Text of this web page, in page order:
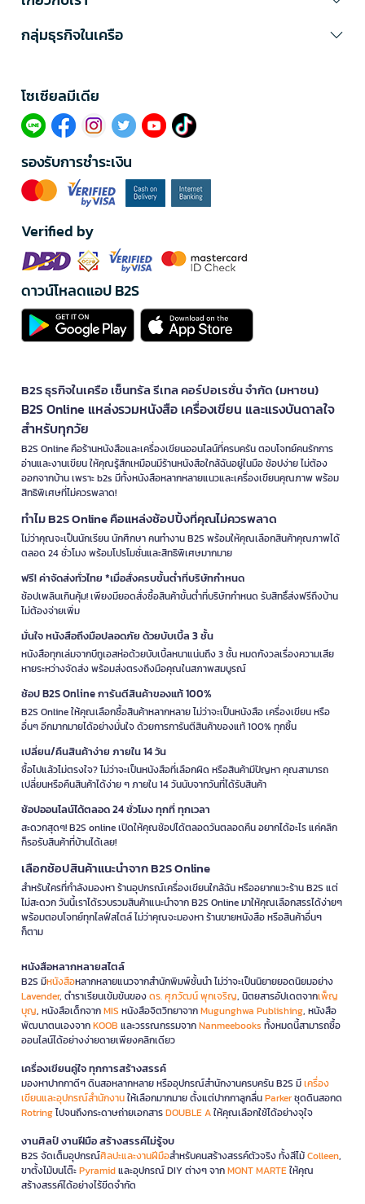
กลุ่มธุรกิจในเครือ
โซเซียลมีเดีย​
รองรับการชำระเงิน
Verified by
ดาวน์โหลดแอป B2S
B2S ธุรกิจในเครือ เซ็นทรัล รีเทล คอร์ปอเรชั่น จำกัด (มหาชน)
B2S Online แหล่งรวมหนังสือ เครื่องเขียน และแรงบันดาลใจ
สำหรับทุกวัย
B2S Online คือร้านหนังสือและเครื่องเขียนออนไลน์ที่ครบครัน ตอบโจทย์คนรักการ
อ่านและงานเขียน ให้คุณรู้สึกเหมือนมีร้านหนังสือใกล้ฉันอยู่ในมือ ช้อปง่าย ไม่ต้อง
ออกจากบ้าน เพราะ b2s มีทั้งหนังสือหลากหลายแนวและเครื่องเขียนคุณภาพ พร้อม
สิทธิพิเศษที่ไม่ควรพลาด!
ทำไม B2S Online คือแหล่งช้อปปิ้งที่คุณไม่ควรพลาด
ไม่ว่าคุณจะเป็นนักเรียน นักศึกษา คนทำงาน B2S พร้อมให้คุณเลือกสินค้าคุณภาพได้
ตลอด 24 ชั่วโมง พร้อมโปรโมชั่นและสิทธิพิเศษมากมาย
ฟรี! ค่าจัดส่งทั่วไทย *เมื่อสั่งครบขั้นต่ำที่บริษัทกำหนด
ช้อปเพลินเกินคุ้ม! เพียงมียอดสั่งซื้อสินค้าขั้นต่ำที่บริษัทกำหนด รับสิทธิ์ส่งฟรีถึงบ้าน
ไม่ต้องจ่ายเพิ่ม
มั่นใจ หนังสือถึงมือปลอดภัย ด้วยบับเบิ้ล 3 ชั้น
หนังสือทุกเล่มจากบีทูเอสห่อด้วยบับเบิ้ลหนาแน่นถึง 3 ชั้น หมดกังวลเรื่องความเสีย
หายระหว่างจัดส่ง พร้อมส่งตรงถึงมือคุณในสภาพสมบูรณ์
ช้อป B2S Online การันตีสินค้าของแท้ 100%
B2S Online ให้คุณเลือกซื้อสินค้าหลากหลาย ไม่ว่าจะเป็นหนังสือ เครื่องเขียน หรือ
อื่นๆ อีกมากมายได้อย่างมั่นใจ ด้วยการการันตีสินค้าของแท้ 100% ทุกชิ้น
เปลี่ยน/คืนสินค้าง่าย ภายใน 14 วัน
ซื้อไปแล้วไม่ตรงใจ? ไม่ว่าจะเป็นหนังสือที่เลือกผิด หรือสินค้ามีปัญหา คุณสามารถ
เปลี่ยนหรือคืนสินค้าได้ง่าย ๆ ภายใน 14 วันนับจากวันที่ได้รับสินค้า
ช้อปออนไลน์ได้ตลอด 24 ชั่วโมง ทุกที่ ทุกเวลา
สะดวกสุดๆ! B2S online เปิดให้คุณช้อปได้ตลอดวันตลอดคืน อยากได้อะไร แค่คลิก
ก็รอรับสินค้าที่บ้านได้เลย!
เลือกช้อปสินค้าแนะนำจาก B2S Online
สำหรับใครที่กำลังมองหา ร้านอุปกรณ์เครื่องเขียนใกล้ฉัน หรืออยากแวะร้าน B2S แต่
ไม่สะดวก วันนี้เราได้รวบรวมสินค้าแนะนำจาก B2S Online มาให้คุณเลือกสรรได้ง่ายๆ
พร้อมตอบโจทย์ทุกไลฟ์สไตล์ ไม่ว่าคุณจะมองหา ร้านขายหนังสือ หรือสินค้าอื่นๆ
ก็ตาม
หนังสือหลากหลายสไตล์
B2S มีหนังสือหลากหลายแนวจากสำนักพิมพ์ชั้นนำ ไม่ว่าจะเป็นนิยายยอดนิยมอย่าง
Lavender, ตำราเรียนเข้มข้นของดร. ศุภวัฒน์ พุกเจริญ, นิตยสารอัปเดตจากเพ็ญ
บุญ, หนังสือเด็กจากMIS หนังสือจิตวิทยาจากMugunghwa Publishing, หนังสือ
พัฒนาตนเองจากKOOB และวรรณกรรมจากNanmeebooks ทั้งหมดนี้สามารถซื้อ
ออนไลน์ได้อย่างง่ายดายเพียงคลิกเดียว
เครื่องเขียนคู่ใจ ทุกการสร้างสรรค์
มองหาปากกาดีๆ ดินสอหลากหลาย หรืออุปกรณ์สำนักงานครบครัน B2S มีเครื่อง
เขียนและอุปกรณ์สำนักงานให้เลือกมากมาย ตั้งแต่ปากกาลูกลื่นParkerชุดดินสอกด
Rotringไปจนถึงกระดาษถ่ายเอกสารDOUBLE Aให้คุณเลือกใช้ได้อย่างจุใจ
งานศิลป์ งานฝีมือ สร้างสรรค์ไม่รู้จบ
B2S จัดเต็มอุปกรณ์ศิลปะและงานฝีมือสำหรับคนสร้างสรรค์ตัวจริง ทั้งสีไม้Colleen,
ขาตั้งไม้บนโต๊ะPyramidและอุปกรณ์ DIY ต่างๆ จากMONT MARTEให้คุณ
สร้างสรรค์ได้อย่างไร้ขีดจำกัด